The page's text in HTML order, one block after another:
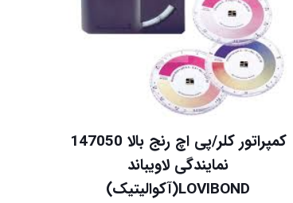
کمپراتور کلر/پی اچ رنج بالا 147050
نمایندگی لاویباند
LOVIBOND(آکوالیتیک)